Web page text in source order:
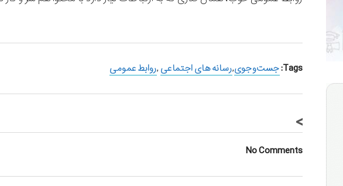
Tags: جست‌وجوی,رسانه های اجتماعی ,روابط عمومی
>
No Comments